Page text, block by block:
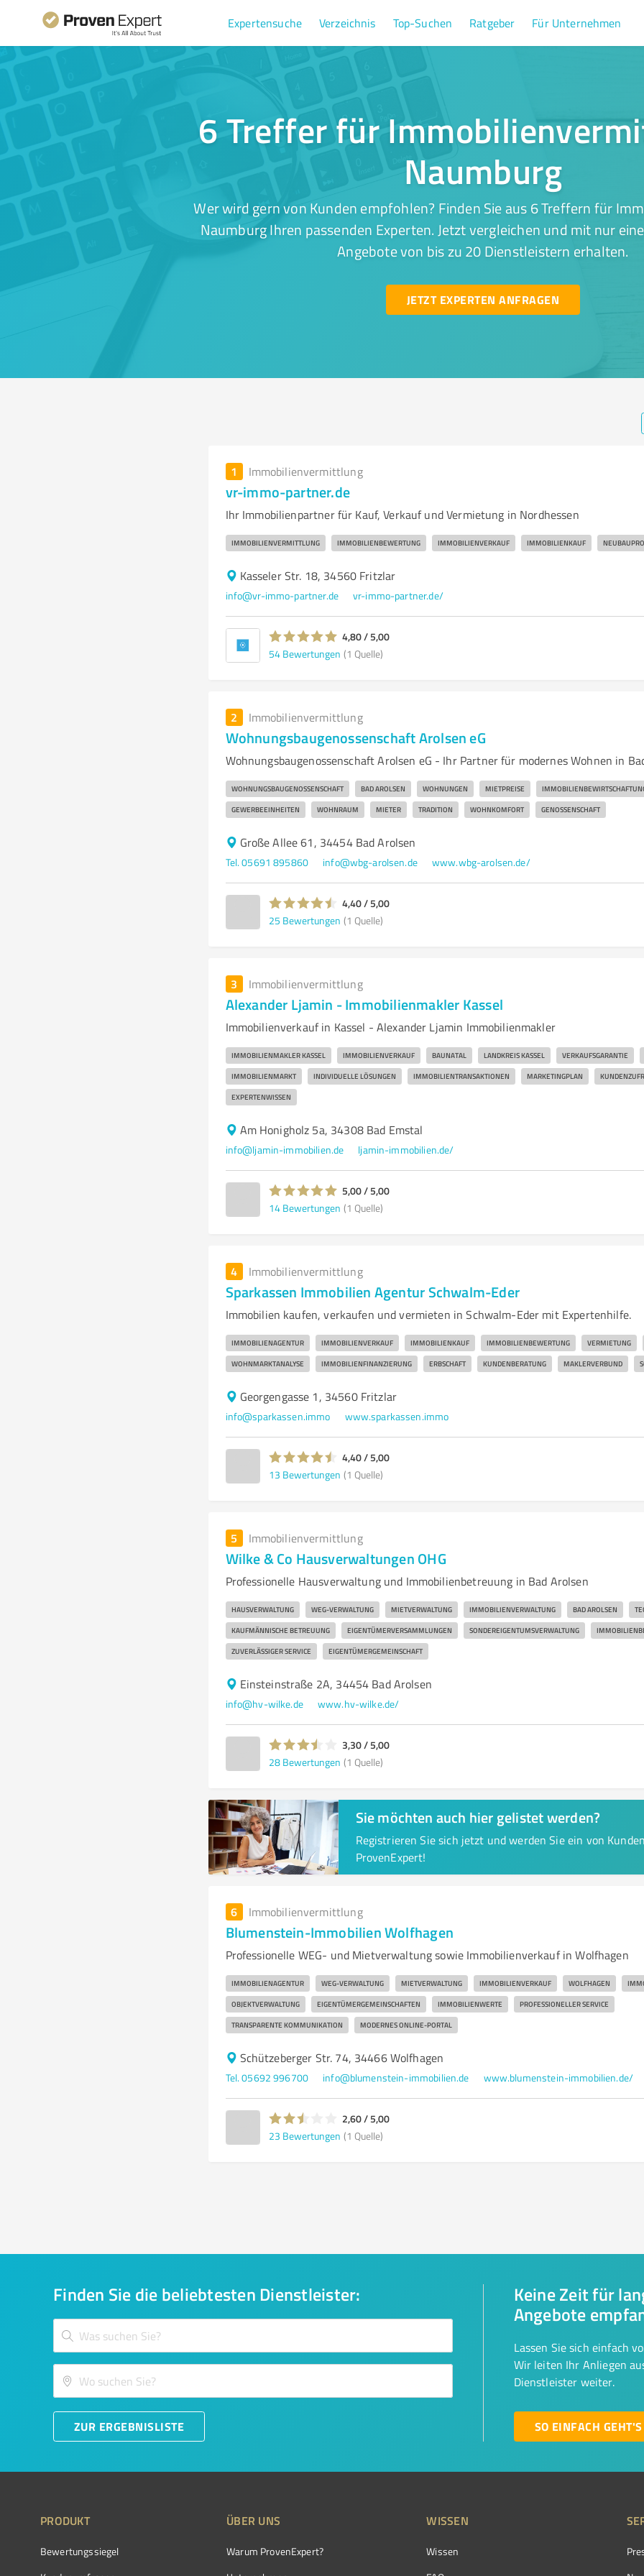
Expertensuche Verzeichnis Top-Suchen Ratgeber Für Unternehmen
6 Treffer für
Naumburg
Wer wird gern von Kunden empfohlen? Finden Sie aus 6 Treffern für
Naumburg Ihren passenden Experten. Jetzt vergleichen und mit nur
Angebote von bis zu 20 Dienstleistern erhalten.
JETZT EXPERTEN ANFRAGEN
1 Immobilienvermittlung
vr-immo-partner.de
Ihr Immobilienpartner für Kauf, Verkauf und Vermietung in Nordhessen
IMMOBILIENVERMITTLUNG IMMOBILIENBEWERTUNG IMMOBILIENVERKAUF IMMOBILIENKAUF
Kasseler Str. 18, 34560 Fritzlar
info@vr-immo-partner.de vr-immo-partner.de/
4,80 / 5,00
54 Bewertungen (1 Quelle)
2 Immobilienvermittlung
Wohnungsbaugenossenschaft Arolsen eG
Wohnungsbaugenossenschaft Arolsen eG - Ihr Partner für modernes Wohnen in
WOHNUNGSBAUGENOSSENSCHAFT BAD AROLSEN WOHNUNGEN MIETPREISE
GEWERBEEINHEITEN WOHNRAUM MIETER TRADITION WOHNKOMFORT GENOSSENSCHAFT
Große Allee 61, 34454 Bad Arolsen
Tel. 05691 895860 info@wbg-arolsen.de www.wbg-arolsen.de/
4,40 / 5,00
25 Bewertungen (1 Quelle)
3 Immobilienvermittlung
Alexander Ljamin - Immobilienmakler Kassel
Immobilienverkauf in Kassel - Alexander Ljamin Immobilienmakler
IMMOBILIENMAKLER KASSEL IMMOBILIENVERKAUF BAUNATAL LANDKREIS KASSEL VERKAUFSGARANTIE
IMMOBILIENMARKT INDIVIDUELLE LÖSUNGEN IMMOBILIENTRANSAKTIONEN MARKETINGPLAN
EXPERTENWISSEN
Am Honigholz 5a, 34308 Bad Emstal
info@ljamin-immobilien.de ljamin-immobilien.de/
5,00 / 5,00
14 Bewertungen (1 Quelle)
4 Immobilienvermittlung
Sparkassen Immobilien Agentur Schwalm-Eder
Immobilien kaufen, verkaufen und vermieten in Schwalm-Eder mit Expertenhilfe.
IMMOBILIENAGENTUR IMMOBILIENVERKAUF IMMOBILIENKAUF IMMOBILIENBEWERTUNG VERMIETUNG
WOHNMARKTANALYSE IMMOBILIENFINANZIERUNG ERBSCHAFT KUNDENBERATUNG MAKLERVERBUND
Georgengasse 1, 34560 Fritzlar
info@sparkassen.immo www.sparkassen.immo
4,40 / 5,00
13 Bewertungen (1 Quelle)
5 Immobilienvermittlung
Wilke & Co Hausverwaltungen OHG
Professionelle Hausverwaltung und Immobilienbetreuung in Bad Arolsen
HAUSVERWALTUNG WEG-VERWALTUNG MIETVERWALTUNG IMMOBILIENVERWALTUNG BAD AROLSEN
KAUFMÄNNISCHE BETREUUNG EIGENTÜMERVERSAMMLUNGEN SONDEREIGENTUMSVERWALTUNG
ZUVERLÄSSIGER SERVICE EIGENTÜMERGEMEINSCHAFT
Einsteinstraße 2A, 34454 Bad Arolsen
info@hv-wilke.de www.hv-wilke.de/
3,30 / 5,00
28 Bewertungen (1 Quelle)
Sie möchten auch hier gelistet werden?
Registrieren Sie sich jetzt und werden Sie ein von
ProvenExpert!
6 Immobilienvermittlung
Blumenstein-Immobilien Wolfhagen
Professionelle WEG- und Mietverwaltung sowie Immobilienverkauf in Wolfhagen
IMMOBILIENAGENTUR WEG-VERWALTUNG MIETVERWALTUNG IMMOBILIENVERKAUF WOLFHAGEN
OBJEKTVERWALTUNG EIGENTÜMERGEMEINSCHAFTEN IMMOBILIENWERTE PROFESSIONELLER SERVICE
TRANSPARENTE KOMMUNIKATION MODERNES ONLINE-PORTAL
Schützeberger Str. 74, 34466 Wolfhagen
Tel. 05692 996700 info@blumenstein-immobilien.de www.blumenstein-immobilien.de/
2,60 / 5,00
23 Bewertungen (1 Quelle)
Finden Sie die beliebtesten Dienstleister:
ZUR ERGEBNISLISTE
Keine Zeit für
Angebote
Lassen Sie sich einfach
Wir leiten Ihr Anliegen
Dienstleister weiter.
SO EINFACH GEHT'S
PRODUKT
Bewertungssiegel
ÜBER UNS
Warum ProvenExpert?
WISSEN
Wissen